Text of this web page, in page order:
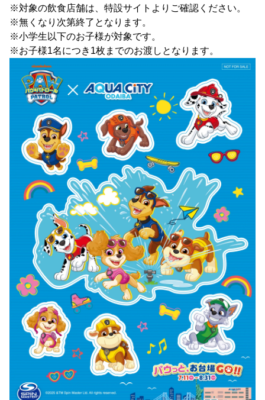
※対象の飲食店舗は、特設サイトよりご確認ください。
※無くなり次第終了となります。
※小学生以下のお子様が対象です。
※お子様1名につき1枚までのお渡しとなります。